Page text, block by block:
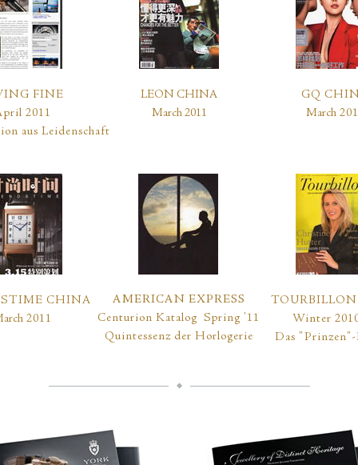
FINE
2011
aus Leidenschaft
LEON CHINA
March 2011
GQ
March
CHINA
2011
AMERICAN EXPRESS
Centurion Katalog Spring '11
Quintessenz der Horlogerie
Winter
Das